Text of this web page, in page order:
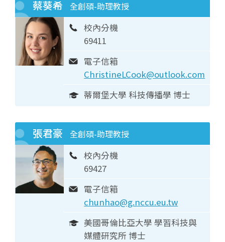
蔡葵希 全創碩-助理教授
校內分機
69411
電子信箱
ChristineLCook@outlook.com
蒂爾堡大學 科技傳播學 博士
張君豪 全創碩-助理教授
校內分機
69427
電子信箱
chunhao@g.nccu.eu.tw
美國哥倫比亞大學 學習科技與
媒體研究所 博士